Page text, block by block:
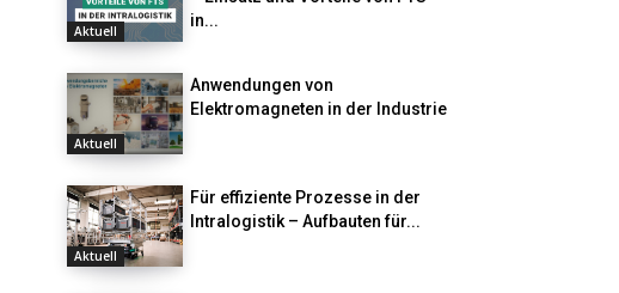
Aktuell
in...
Aktuell
Anwendungen von
Elektromagneten in der Industrie
Aktuell
Für effiziente Prozesse in der
Intralogistik – Aufbauten für...